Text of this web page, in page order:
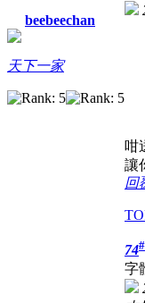
beebeechan
天下一家
咁
讓
回
74#
字